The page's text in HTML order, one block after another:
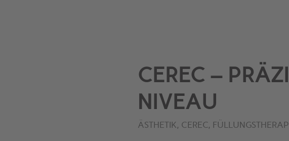
CEREC –
NIVEAU
ÄSTHETIK, CEREC,